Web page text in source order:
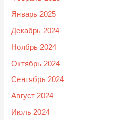
Январь 2025
Декабрь 2024
Ноябрь 2024
Октябрь 2024
Сентябрь 2024
Август 2024
Июль 2024